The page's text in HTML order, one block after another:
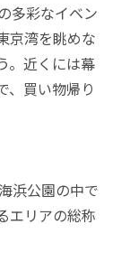
多彩なイベン
京湾を眺めな
。近くには幕
、買い物帰り
浜公園の中で
エリアの総称